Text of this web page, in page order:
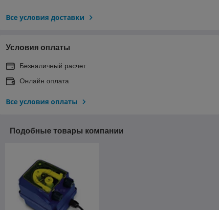
Все условия доставки
Условия оплаты
Безналичный расчет
Онлайн оплата
Все условия оплаты
Подобные товары компании